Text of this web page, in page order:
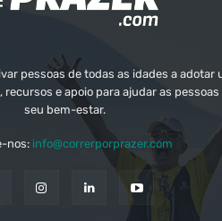
pessoas de todas as idades a adotar
e apoio para ajudar as
seu bem-estar.
nos: info@correrporprazer.com